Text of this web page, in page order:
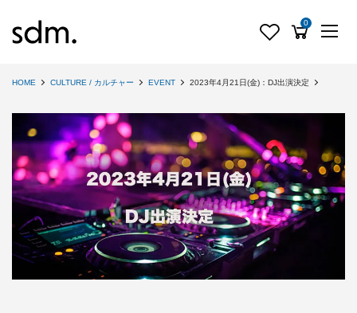
0
HOME CULTURE / カルチャー EVENT 2023年4月21日(金)：DJ出演決定